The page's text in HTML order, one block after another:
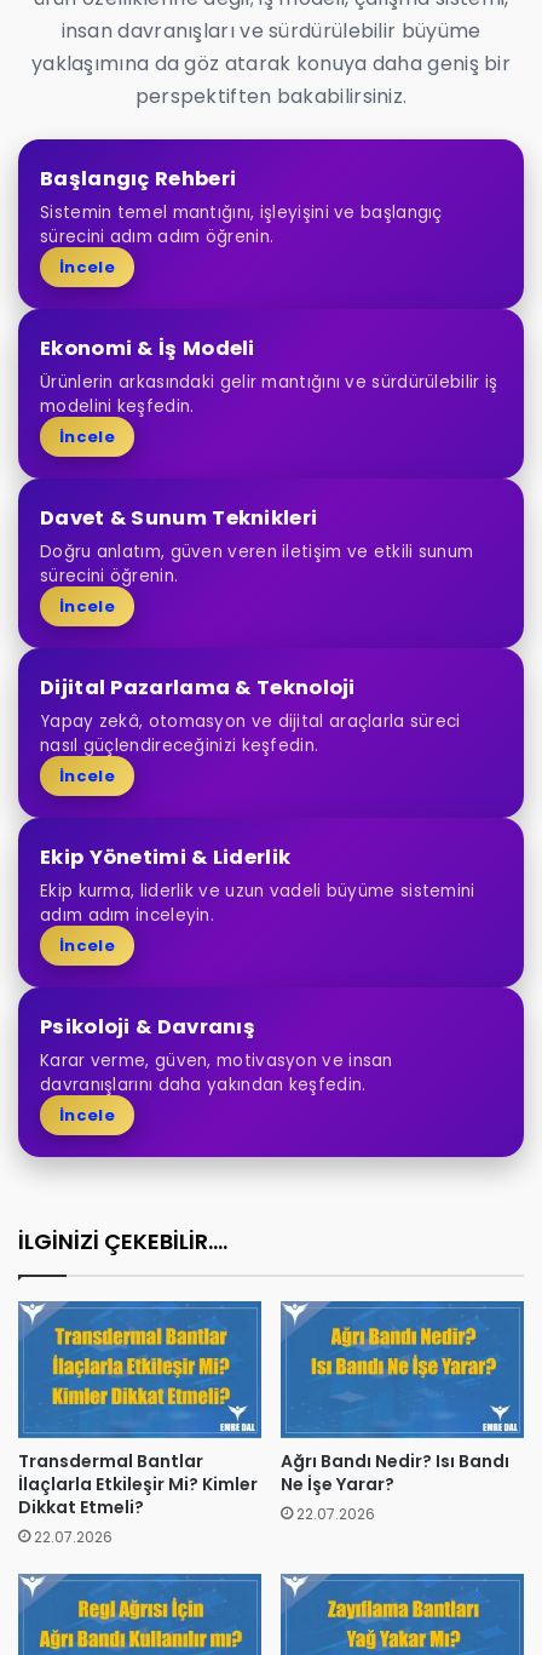
insan davranışları ve sürdürülebilir büyüme
yaklaşımına da göz atarak konuya daha geniş bir
perspektiften bakabilirsiniz.
Başlangıç Rehberi
Sistemin temel mantığını, işleyişini ve başlangıç
sürecini adım adım öğrenin.
İncele
Ekonomi & İş Modeli
Ürünlerin arkasındaki gelir mantığını ve sürdürülebilir iş
modelini keşfedin.
İncele
Davet & Sunum Teknikleri
Doğru anlatım, güven veren iletişim ve etkili sunum
sürecini öğrenin.
İncele
Dijital Pazarlama & Teknoloji
Yapay zekâ, otomasyon ve dijital araçlarla süreci
nasıl güçlendireceğinizi keşfedin.
İncele
Ekip Yönetimi & Liderlik
Ekip kurma, liderlik ve uzun vadeli büyüme sistemini
adım adım inceleyin.
İncele
Psikoloji & Davranış
Karar verme, güven, motivasyon ve insan
davranışlarını daha yakından keşfedin.
İncele
İLGİNİZİ ÇEKEBİLİR....
Transdermal Bantlar
İlaçlarla Etkileşir Mi? Kimler
Dikkat Etmeli?
22.07.2026
Ağrı Bandı Nedir? Isı Bandı
Ne İşe Yarar?
22.07.2026